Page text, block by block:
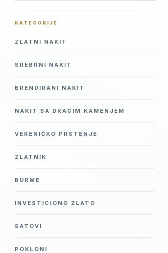
KATEGORIJE
ZLATNI NAKIT
SREBRNI NAKIT
BRENDIRANI NAKIT
NAKIT SA DRAGIM KAMENJEM
VERENIČKO PRSTENJE
ZLATNIK
BURME
INVESTICIONO ZLATO
SATOVI
POKLONI